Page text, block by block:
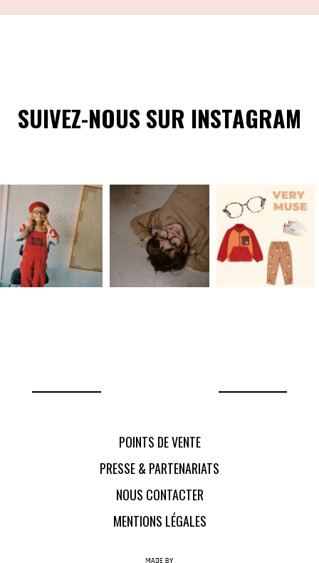
SUIVEZ-NOUS SUR INSTAGRAM
POINTS DE VENTE
PRESSE & PARTENARIATS
NOUS CONTACTER
MENTIONS LÉGALES